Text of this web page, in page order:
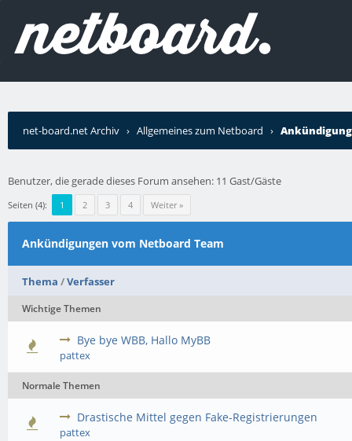
net-board.net Archiv › Allgemeines zum Netboard ›
Benutzer, die gerade dieses Forum ansehen: 11 Gast/Gäste
Seiten (4): 1 2 3 4 Weiter »
Ankündigungen vom Netboard Team
Thema /Verfasser
Wichtige Themen
Bye bye WBB, Hallo MyBB
pattex
Normale Themen
Drastische Mittel gegen Fake-Registrierungen
pattex